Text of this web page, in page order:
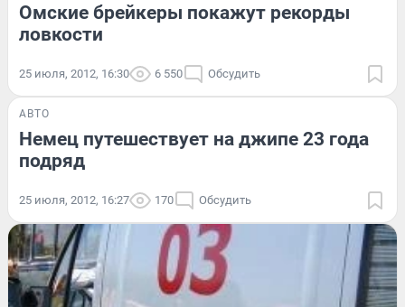
Омские брейкеры покажут рекорды
ловкости
25 июля, 2012, 16:30 6 550 Обсудить
АВТО
Немец путешествует на джипе 23 года
подряд
25 июля, 2012, 16:27 170 Обсудить